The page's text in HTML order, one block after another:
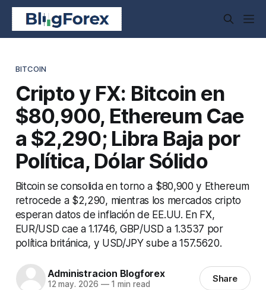
BITCOIN
Cripto y FX: Bitcoin en
$80,900, Ethereum Cae
a $2,290; Libra Baja por
Política, Dólar Sólido
Bitcoin se consolida en torno a $80,900 y Ethereum
retrocede a $2,290, mientras los mercados cripto
esperan datos de inflación de EE.UU. En FX,
EUR/USD cae a 1.1746, GBP/USD a 1.3537 por
política británica, y USD/JPY sube a 157.5620.
Administracion Blogforex
12 may. 2026 —1 min read Share